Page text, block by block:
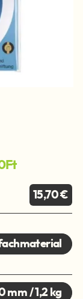
15,70 €
mm / 1,2 kg